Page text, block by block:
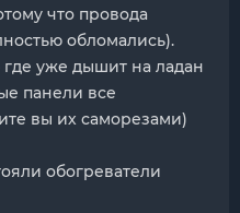
что провода
обломались).
уже дышит на ладан
панели все
вы их саморезами)
обогреватели